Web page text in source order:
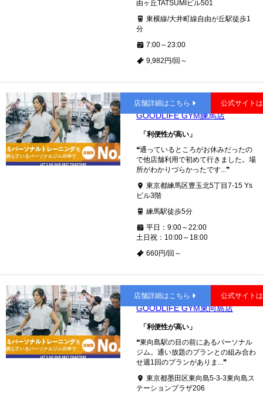
由ヶ丘TATSUMIビル501
東横線/大井町線自由が丘駅徒歩1
分
7:00～23:00
9,982円/回～
練馬
GOODLIFE GYM練馬店
「利便性が高い」
❝通っているところがお休みだったの
で他店舗利用で初めて行きました。場
所がわかりづらかったです...❞
東京都練馬区豊玉北5丁目7-15 Ys
ビル3階
練馬駅徒歩5分
平日：9:00～22:00
土日祝：10:00～18:00
660円/回～
店舗詳細はこちら 公式サイト
東向島
GOODLIFE GYM東向島店
「利便性が高い」
❝東向島駅の目の前にあるパーソナル
ジム。通い放題のプランとの組み合わ
せ週1回のプランがありま...❞
東京都墨田区東向島5-3-3東向島ス
テーションプラザ206
店舗詳細はこちら 公式サイト